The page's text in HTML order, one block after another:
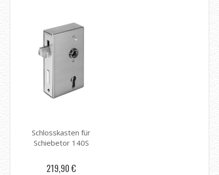
Schlosskasten für
Schiebetor 140S
219,90 €